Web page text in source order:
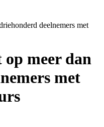
deelnemers met
meer dan
met